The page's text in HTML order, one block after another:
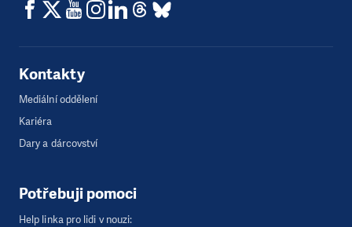
Kontakty
Mediální oddělení
Kariéra
Dary a dárcovství
Potřebuji pomoci
Help linka pro lidi v nouzi: